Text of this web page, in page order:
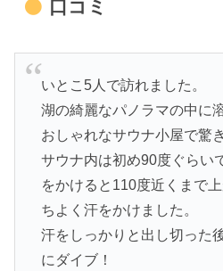
口コミ
いとこ5人で訪れました。
湖の綺麗なパノラマの中に
おしゃれなサウナ小屋で驚
サウナ内は初め90度ぐらい
をかけると110度近くまで
ちよく汗をかけました。
汗をしっかりと出し切った
にダイブ！